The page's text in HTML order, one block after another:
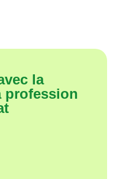
la
profession